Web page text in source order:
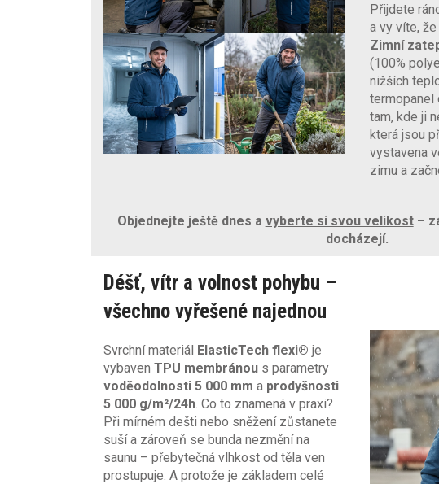
Přijdete
a vy víte,
Zimní
(100%
nižších
termopanel
tam, kde ji
která jsou
vystavena
zimu a
Objednejte ještě dnes a vyberte si svou velikost–
docházejí.
Déšť, vítr a volnost pohybu –
všechno vyřešené najednou
Svrchní materiál ElasticTech flexi® je
vybaven TPU membránou s parametry
voděodolnosti 5 000 mm a prodyšnosti
5 000 g/m²/24h . Co to znamená v praxi?
Při mírném dešti nebo sněžení zůstanete
suší a zároveň se bunda nezmění na
saunu – přebytečná vlhkost od těla ven
prostupuje. A protože je základem celé